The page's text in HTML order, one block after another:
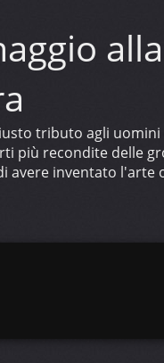
tributo agli
più recondite delle
inventato